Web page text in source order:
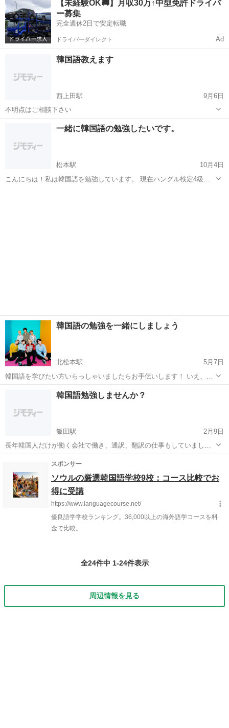
の意味を理解したい ・推しの言葉をそのまま感じたい ・ドラマやコン
テンツを字幕なしで...
【未経験OK🚚】月収30万↑中型免許ドライバ
ー募集
完全週休2日で安定転職
ドライバーダイレクト Ad
韓国語教えます
西上田駅
9月6日
不明点はご相談下さい
西上田駅 韓国語
一緒に韓国語の勉強したいです。
松本駅
10月4日
こんにちは！私は韓国語を勉強しています。 現在ハングル検定4級所
韓国語の勉強を一緒にしましょう
北松本駅
5月7日
韓国語を学びたい方いらっしゃいましたらお手伝いします！ いえ、さ
せてください〜😂 あくまでボランティアなので高いレベルを求める方
には合わないかもしれませんが💦 韓国の4年生大学に通っていまし
北松本駅 韓国語
韓国語勉強しませんか？
飯田駅
2月9日
長年韓国人だけが働く会社で働き、通訳、翻訳の仕事もしていまし
た。 オンラインにて(カフェなどでの勉強も可能です)、それぞれにあ
った勉強法で教えられます。 KPOPが好きな方、韓国ドラマが好きな
方大歓迎です。 勉強したいけど、...
全24件中 1-24件表示
周辺情報を見る